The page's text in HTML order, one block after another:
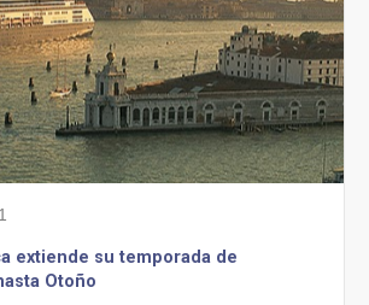
extiende su temporada de
Otoño